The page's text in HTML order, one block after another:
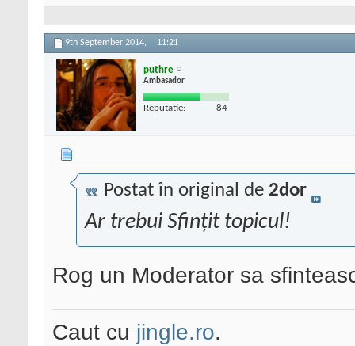
9th September 2014, 11:21
puthre
Ambasador
Reputatie: 84
Postat în original de 2dor
Ar trebui Sfințit topicul!
Rog un Moderator sa
Caut cu jingle.ro.